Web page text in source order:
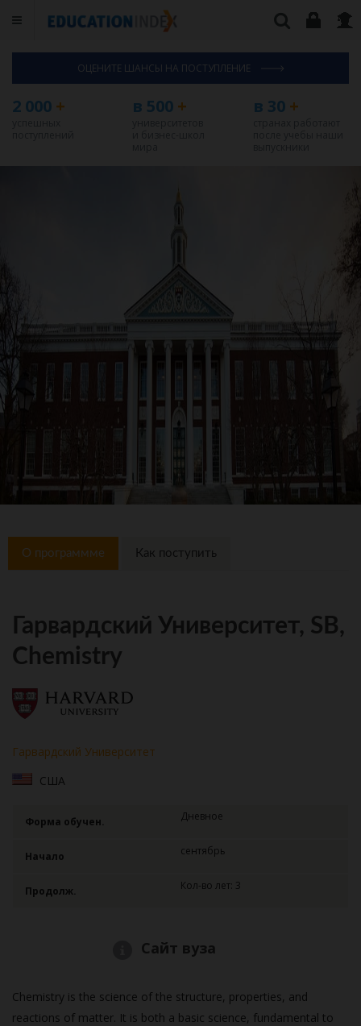
ОЦЕНИТЕ ШАНСЫ НА ПОСТУПЛЕНИЕ
2 000 + в 500 + в 30+
О программме Как поступить
Гарвардский Университет, SB,
Chemistry
Гарвардский Университет
США
Форма обучен. Дневное
Начало сентябрь
Продолж. Кол-во лет: 3
Сайт вуза
Chemistry is the science of the structure, properties, and
reactions of matter. It is both a basic science, fundamental to